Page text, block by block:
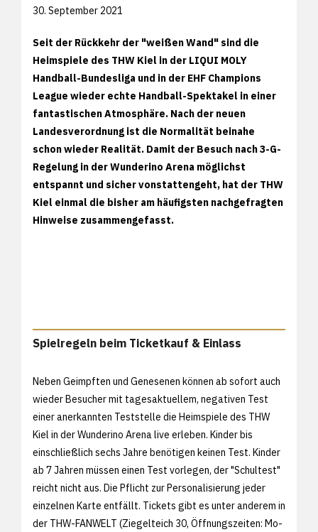
30. September 2021
Seit der Rückkehr der "weißen Wand" sind die
Heimspiele des THW Kiel in der LIQUI MOLY
Handball-Bundesliga und in der EHF Champions
League wieder echte Handball-Spektakel in einer
fantastischen Atmosphäre. Nach der neuen
Landesverordnung ist die Normalität beinahe
schon wieder Realität. Damit der Besuch nach 3-G-
Regelung in der Wunderino Arena möglichst
entspannt und sicher vonstattengeht, hat der THW
Kiel einmal die bisher am häufigsten nachgefragten
Hinweise zusammengefasst.
Spielregeln beim Ticketkauf & Einlass
Neben Geimpften und Genesenen können ab sofort auch
wieder Besucher mit tagesaktuellem, negativen Test
einer anerkannten Teststelle die Heimspiele des THW
Kiel in der Wunderino Arena live erleben. Kinder bis
einschließlich sechs Jahre benötigen keinen Test. Kinder
ab 7 Jahren müssen einen Test vorlegen, der "Schultest"
reicht nicht aus. Die Pflicht zur Personalisierung jeder
einzelnen Karte entfällt. Tickets gibt es unter anderem in
der THW-FANWELT (Ziegelteich 30, Öffnungszeiten: Mo-